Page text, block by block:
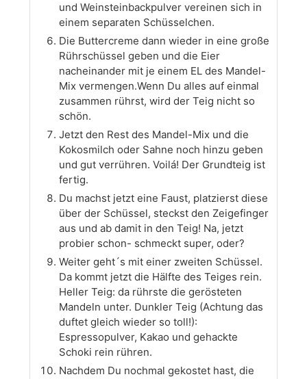
und Weinsteinbackpulver vereinen sich in
einem separaten Schüsselchen.
Die Buttercreme dann wieder in eine große
Rührschüssel geben und die Eier
nacheinander mit je einem EL des Mandel-
Mix vermengen.Wenn Du alles auf einmal
zusammen rührst, wird der Teig nicht so
schön.
Jetzt den Rest des Mandel-Mix und die
Kokosmilch oder Sahne noch hinzu geben
und gut verrühren. Voilá! Der Grundteig ist
fertig.
Du machst jetzt eine Faust, platzierst diese
über der Schüssel, steckst den Zeigefinger
aus und ab damit in den Teig! Na, jetzt
probier schon- schmeckt super, oder?
Weiter geht´s mit einer zweiten Schüssel.
Da kommt jetzt die Hälfte des Teiges rein.
Heller Teig: da rührste die gerösteten
Mandeln unter. Dunkler Teig (Achtung das
duftet gleich wieder so toll!):
Espressopulver, Kakao und gehackte
Schoki rein rühren.
Nachdem Du nochmal gekostet hast, die